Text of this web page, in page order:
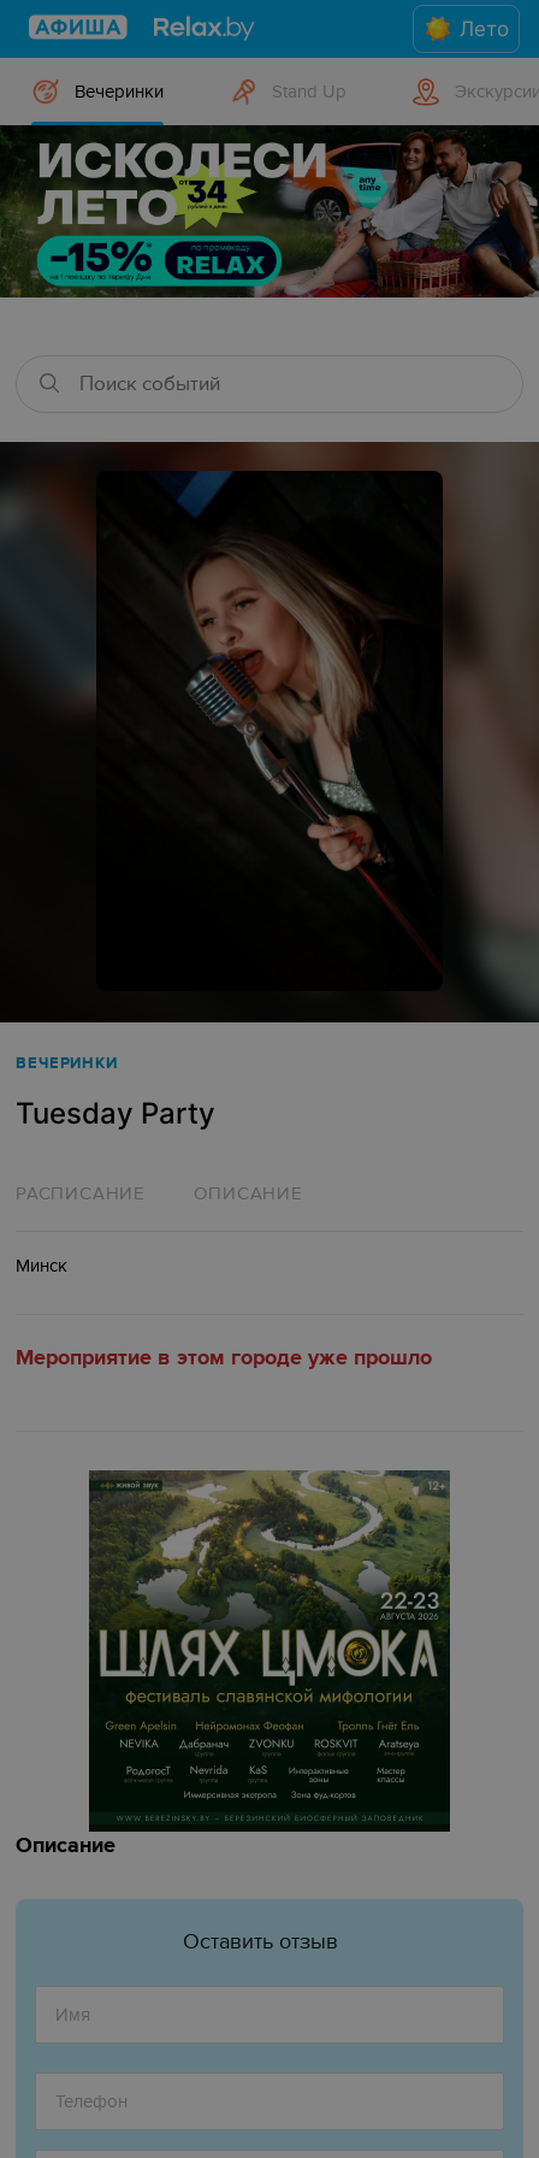
Лето
Вечеринки Stand Up
ВЕЧЕРИНКИ
Tuesday Party
РАСПИСАНИЕ ОПИСАНИЕ
Минск
Мероприятие в этом городе уже прошло
Описание
Оставить отзыв